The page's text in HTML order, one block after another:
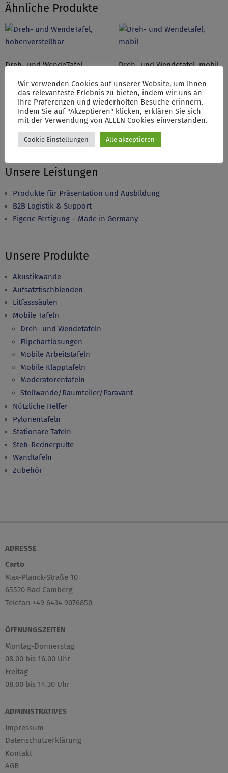
Ähnliche Produkte
Dreh- und WendeTafel,
WEITERLESEN
Dreh- und Wendetafel, mobil
WEITERLESEN
Unsere Leistungen
Produkte für Präsentation und Ausbildung
B2B Logistik & Support
Eigene Fertigung – Made in Germany
Unsere Produkte
Akustikwände
Aufsatztischblenden
Litfasssäulen
Mobile Tafeln
Dreh- und Wendetafeln
Flipchartlösungen
Mobile Arbeitstafeln
Mobile Klapptafeln
Moderatorentafeln
Stellwände/Raumteiler/Paravant
Nützliche Helfer
Pylonentafeln
Stationäre Tafeln
Steh-Rednerpulte
Wandtafeln
Zubehör
ADRESSE
Carto
Max-Planck-Straße 10
65520 Bad Camberg
Telefon +49 6434 9076850
ÖFFNUNGSZEITEN
Montag-Donnerstag
08.00 bis 16.00 Uhr
Freitag
08.00 bis 14.30 Uhr
ADMINISTRATIVES
Impressum
Datenschutzerklärung
Kontakt
AGB
Wir verwenden Cookies auf unserer Website, um Ihnen
das relevanteste Erlebnis zu bieten, indem wir uns an
Ihre Präferenzen und wiederholten Besuche erinnern.
Indem Sie auf "Akzeptieren" klicken, erklären Sie sich
mit der Verwendung von ALLEN Cookies einverstanden.
Cookie Einstellungen Alle akzeptieren